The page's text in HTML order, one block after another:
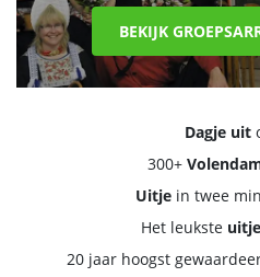
BEKIJK
Dagje uit
300+
Uitje in twee
Het leukste uitje
20 jaar hoogst